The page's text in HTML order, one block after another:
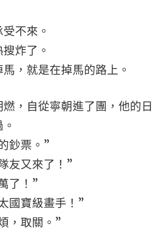
不來。
炸了。
，就是在掉馬的路上。
，自從寧朝進了團，他的日
鈔票。”
友又來了！”
了！”
國寶級畫手！”
，取關。”